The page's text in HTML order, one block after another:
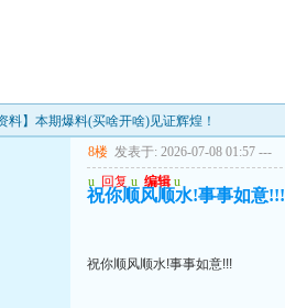
料】本期爆料(买啥开啥)见证辉煌！
8楼 发表于: 2026-07-08 01:57 ---
u 回复 u 编辑 u
祝你顺风顺水!事事如意!!!
祝你顺风顺水!事事如意!!!